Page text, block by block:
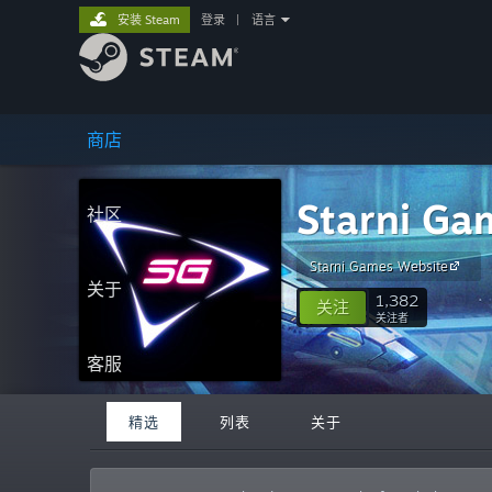
商店
社区
关于
客服
安装 Steam 登录 语言
Starni
Starni Games Website
关注 1,382
关注者
精选 列表 关于